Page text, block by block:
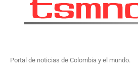
Portal de noticias de Colombia y el mundo.